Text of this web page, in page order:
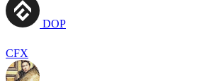
DOP
CFX